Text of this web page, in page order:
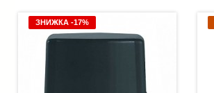
ЗНИЖКА -17%